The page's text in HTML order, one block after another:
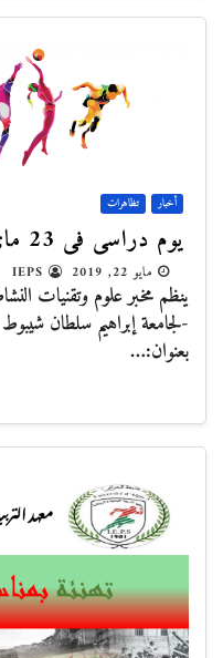
أخبار تظاهرات
يوم دراسي في 23 ماي 2019
مايو 22, 2019
ينظم مخبر علوم وتقنيات
-لجامعة إبراهيم سلطان
بعنوان:…